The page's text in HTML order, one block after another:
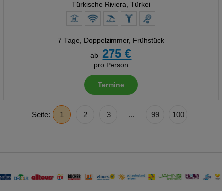
Türkische Riviera, Türkei
7 Tage, Doppelzimmer, Frühstück
ab
275 €
pro Person
Termine
Seite: 1 2 3 ... 99 100